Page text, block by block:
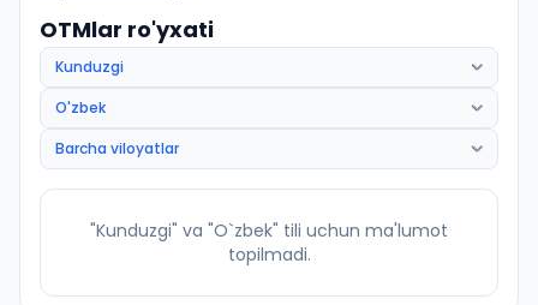
OTMlar ro'yxati
"Kunduzgi" va "O`zbek" tili uchun ma'lumot
topilmadi.